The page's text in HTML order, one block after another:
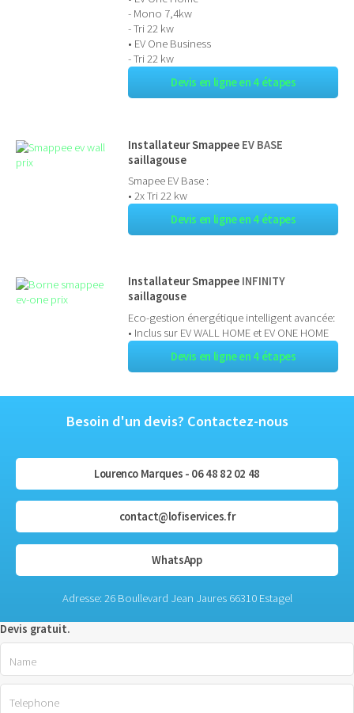
- Mono 7,4kw
- Tri 22 kw
• EV One Business
- Tri 22 kw
Devis en ligne en 4 étapes
Installateur Smappee EV BASE
saillagouse
Smapee EV Base :
• 2x Tri 22 kw
Devis en ligne en 4 étapes
Installateur Smappee INFINITY
saillagouse
Eco-gestion énergétique intelligent avancée:
• Inclus sur EV WALL HOME et EV ONE HOME
Devis en ligne en 4 étapes
Besoin d'un devis? Contactez-nous
Lourenco Marques - 06 48 82 02 48
contact@lofiservices.fr
WhatsApp
Adresse: 26 Boullevard Jean Jaures 66310 Estagel
Devis gratuit.